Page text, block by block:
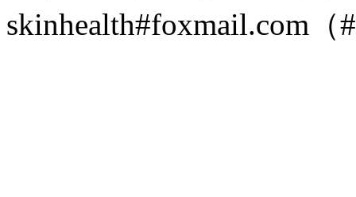
skinhealth#foxmail.com（